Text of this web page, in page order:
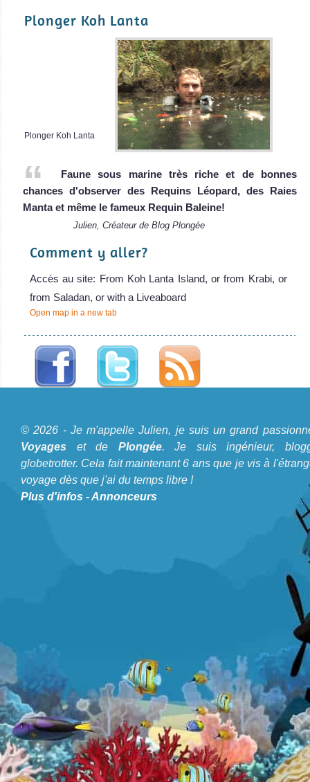
Plonger Koh Lanta
Plonger Koh Lanta
Faune sous marine très riche et de bonnes
chances d'observer des Requins Léopard, des Raies
Manta et même le fameux Requin Baleine!
Julien, Créateur de Blog Plongée
Comment y aller?
Accès au site: From Koh Lanta Island, or from Krabi, or
from Saladan, or with a Liveaboard
Open map in a new tab
Je m'appelle Julien, je suis un grand passionné de
Voyageset de Plongée. Je suis ingénieur, bloggeur,
globetrotter. Cela fait maintenant 6 ans que je vis à
l'étranger et voyage dès que j'ai du temps libre !
A propos de Blog Plongée
© 2026 - Je m'appelle Julien, je suis un grand
Voyages et de Plongée. Je suis ingénieur,
globetrotter. Cela fait maintenant 6 ans que je vis à
voyage dès que j'ai du temps libre !
Plus d'infos -Annonceurs